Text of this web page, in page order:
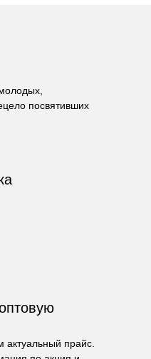
посвятивших
прайс.